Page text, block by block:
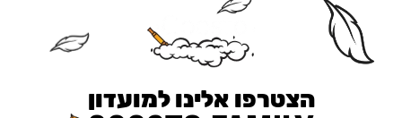
הצטרפו אלינו למועדון